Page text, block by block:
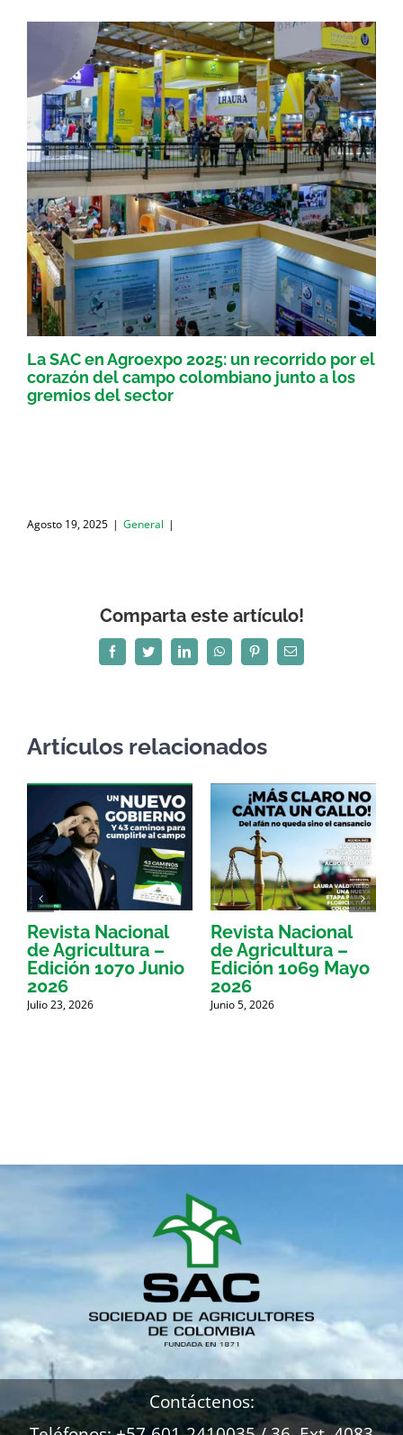
La SAC en Agroexpo 2025: un recorrido por el
corazón del campo colombiano junto a los
gremios del sector
Agosto 19, 2025 | General |
Comparta este artículo!
FacebookTwitterLinkedInWhatsAppPinterestCorreo
electrónico
Artículos relacionados
Revista Nacional
de Agricultura –
Edición 1070 Junio
2026
Julio 23, 2026
Revista Nacional
de Agricultura –
Edición 1069 Mayo
2026
Junio 5, 2026
Contáctenos: